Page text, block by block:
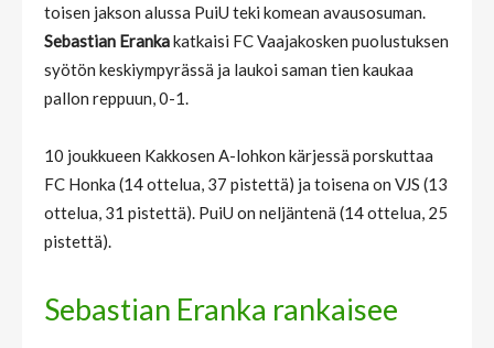
toisen jakson alussa PuiU teki komean avausosuman.
Sebastian Erankakatkaisi FC Vaajakosken puolustuksen
syötön keskiympyrässä ja laukoi saman tien kaukaa
pallon reppuun, 0-1.
10 joukkueen Kakkosen A-lohkon kärjessä porskuttaa
FC Honka (14 ottelua, 37 pistettä) ja toisena on VJS (13
ottelua, 31 pistettä). PuiU on neljäntenä (14 ottelua, 25
pistettä).
Sebastian Eranka rankaisee